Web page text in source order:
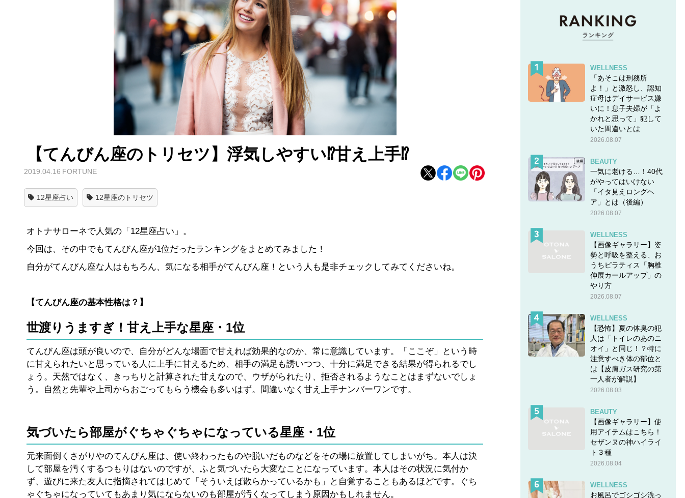
【てんびん座のトリセツ】浮気しやすい⁉甘え上手⁉
2019.04.16 FORTUNE
12星座占い 12星座のトリセツ
オトナサローネで人気の「12星座占い」。
今回は、その中でもてんびん座が1位だったランキングをまとめてみました！
自分がてんびん座な人はもちろん、気になる相手がてんびん座！という人も是非チェックしてみてくださいね。
【てんびん座の基本性格は？】
世渡りうますぎ！甘え上手な星座・1位
てんびん座は頭が良いので、自分がどんな場面で甘えれば効果的なのか、常に意識しています。「ここぞ」という時
に甘えられたいと思っている人に上手に甘えるため、相手の満足も誘いつつ、十分に満足できる結果が得られるでし
ょう。天然ではなく、きっちりと計算された甘えなので、ウザがられたり、拒否されるようなことはまずないでしょ
う。自然と先輩や上司からおごってもらう機会も多いはず。間違いなく甘え上手ナンバーワンです。
気づいたら部屋がぐちゃぐちゃになっている星座・1位
元来面倒くさがりやのてんびん座は、使い終わったものや脱いだものなどをその場に放置してしまいがち。本人は決
して部屋を汚くするつもりはないのですが、ふと気づいたら大変なことになっています。本人はその状況に気付か
ず、遊びに来た友人に指摘されてはじめて「そういえば散らかっているかも」と自覚することもあるほどです。ぐち
ゃぐちゃになっていてもあまり気にならないのも部屋が汚くなってしまう原因かもしれません。
WELLNESS
「あそこは刑務所
よ！」と激怒し、認知
症母はデイサービス嫌
いに！息子夫婦が「よ
かれと思って」犯して
いた間違いとは
2026.08.07
BEAUTY
一気に老ける…！40代
がやってはいけない
「イタ見えロングヘ
ア」とは（後編）
2026.08.07
WELLNESS
【画像ギャラリー】姿
勢と呼吸を整える、お
うちピラティス「胸椎
伸展カールアップ」の
やり方
2026.08.07
WELLNESS
【恐怖】夏の体臭の犯
人は「トイレのあのニ
オイ」と同じ！？特に
注意すべき体の部位と
は【皮膚ガス研究の第
一人者が解説】
2026.08.03
BEAUTY
【画像ギャラリー】使
用アイテムはこちら！
セザンヌの神ハイライ
ト３種
2026.08.04
WELLNESS
お風呂でゴシゴシ洗っ